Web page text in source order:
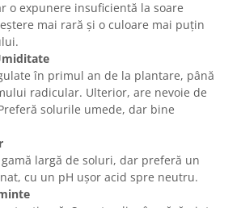
o expunere insuficientă la soare
mai rară și o culoare mai puțin
în primul an de la plantare, până
radicular. Ulterior, are nevoie de
solurile umede, dar bine
largă de soluri, dar preferă un
cu un pH ușor acid spre neutru.